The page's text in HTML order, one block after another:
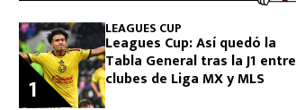
LEAGUES CUP
Leagues Cup: Así quedó la
Tabla General tras la J1 entre
clubes de Liga MX y MLS
1